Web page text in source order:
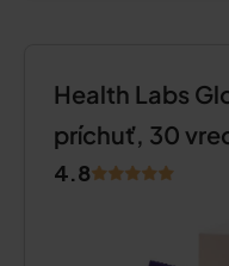
Health Labs
príchuť, 30
4.8